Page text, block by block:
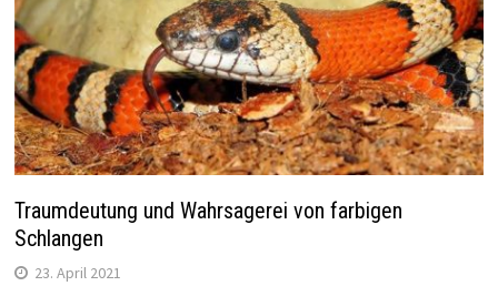
Traumdeutung und Wahrsagerei von farbigen
Schlangen
23. April 2021